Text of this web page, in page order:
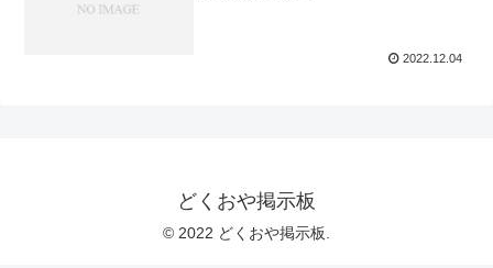
2022.12.04
どくおや掲示板
© 2022 どくおや掲示板.